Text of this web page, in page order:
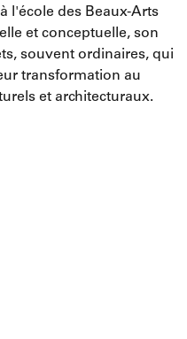
l'école des Beaux-Arts
et conceptuelle, son
souvent ordinaires, qui
transformation au
et architecturaux.